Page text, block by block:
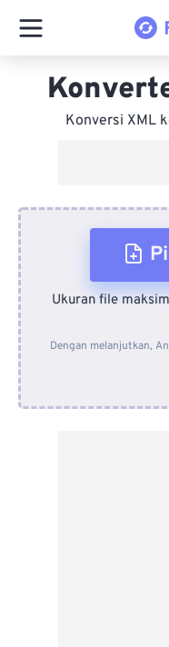
Konversi XML
Ukuran file
Dengan melanjutkan,